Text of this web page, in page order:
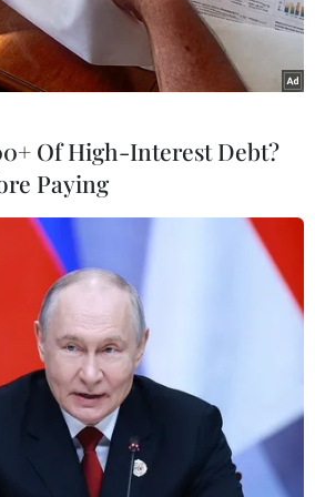
cho trẻ từ 5 đến dưới 12 tuổi. (Ảnh:
TTXVN)
nay vẫn diễn biến phức
và khó dự đoán. Miễn dịch
hoặc tiêm chủng giảm
Of High-Interest Debt?
Paying